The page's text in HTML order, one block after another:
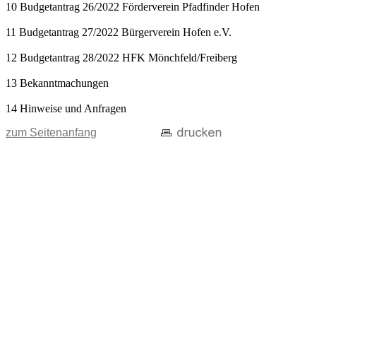
10 Budgetantrag 26/2022 Förderverein Pfadfinder Hofen
11 Budgetantrag 27/2022 Bürgerverein Hofen e.V.
12 Budgetantrag 28/2022 HFK Mönchfeld/Freiberg
13 Bekanntmachungen
14 Hinweise und Anfragen
zum Seitenanfang